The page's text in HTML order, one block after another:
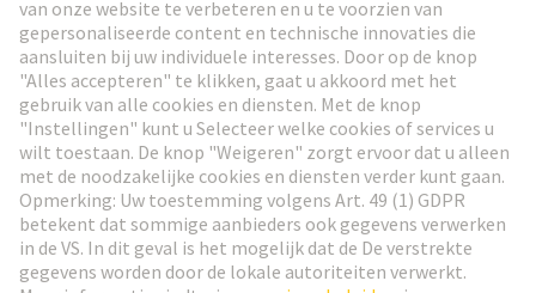
Ga naar registratie
Social Media